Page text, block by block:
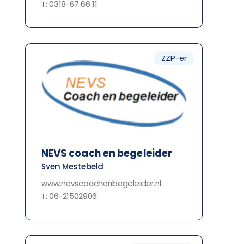
T: 0318-67 66 11
ZZP-er
NEVS coach en begeleider
Sven Mestebeld
www.nevscoachenbegeleider.nl
T: 06-21502906